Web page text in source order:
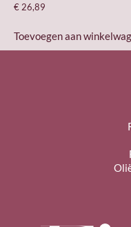
€ 26,89
Toevoegen aan